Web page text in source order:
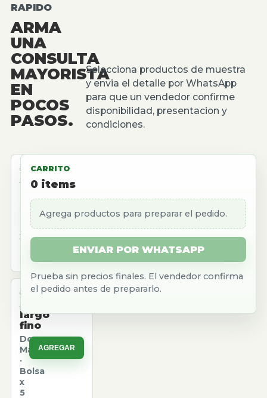
RAPIDO
ARMA
UNA
CONSULTA
MAYORISTA
EN
POCOS
PASOS.
Selecciona productos de muestra
y envia el detalle por WhatsApp
para que un vendedor confirme
disponibilidad, presentacion y
condiciones.
ALMACEN
Aceite
girasol
Natura
Caja
x
AGREGAR
ALMACEN
Arroz
largo
fino
Don
Marcos
·
Bolsa
x
5
AGREGAR
CARRITO
0 items
Agrega productos para preparar el pedido.
ENVIAR POR WHATSAPP
Prueba sin precios finales. El vendedor confirma
el pedido antes de prepararlo.